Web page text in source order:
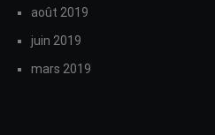
août 2019
juin 2019
mars 2019